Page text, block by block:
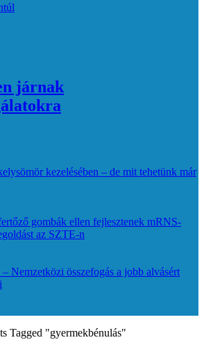
járnak
kezelésében – de mit tehetünk már
gombák ellen fejlesztenek mRNS-
az SZTE-n
Nemzetközi összefogás a jobb alvásért
Tagged "gyermekbénulás"